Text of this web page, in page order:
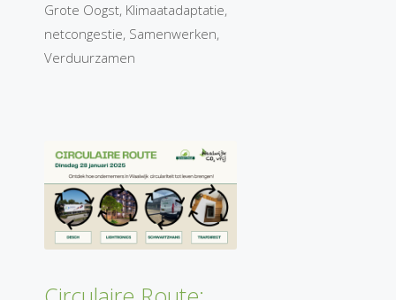
Grote Oogst, Klimaatadaptatie,
netcongestie, Samenwerken,
Verduurzamen